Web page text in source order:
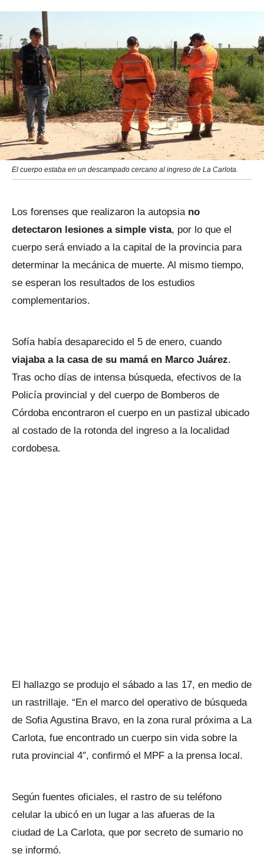
El cuerpo estaba en un descampado cercano al ingreso de La Carlota.
Los forenses que realizaron la autopsia no
detectaron lesiones a simple vista, por lo que el
cuerpo será enviado a la capital de la provincia para
determinar la mecánica de muerte. Al mismo tiempo,
se esperan los resultados de los estudios
complementarios.
Sofía había desaparecido el 5 de enero, cuando
viajaba a la casa de su mamá en Marco Juárez.
Tras ocho días de intensa búsqueda, efectivos de la
Policía provincial y del cuerpo de Bomberos de
Córdoba encontraron el cuerpo en un pastizal ubicado
al costado de la rotonda del ingreso a la localidad
cordobesa.
El hallazgo se produjo el sábado a las 17, en medio de
un rastrillaje. “En el marco del operativo de búsqueda
de Sofia Agustina Bravo, en la zona rural próxima a La
Carlota, fue encontrado un cuerpo sin vida sobre la
ruta provincial 4″, confirmó el MPF a la prensa local.
Según fuentes oficiales, el rastro de su teléfono
celular la ubicó en un lugar a las afueras de la
ciudad de La Carlota, que por secreto de sumario no
se informó.